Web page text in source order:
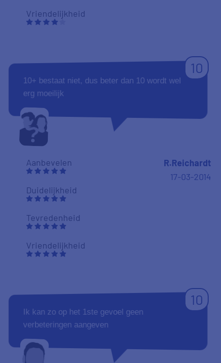
Vriendelijkheid
10
10+ bestaat niet, dus beter dan 10 wordt wel
erg moeilijk
Aanbevelen
Duidelijkheid
Tevredenheid
Vriendelijkheid
R.Reichardt
17-03-2014
10
Ik kan zo op het 1ste gevoel geen
verbeteringen aangeven